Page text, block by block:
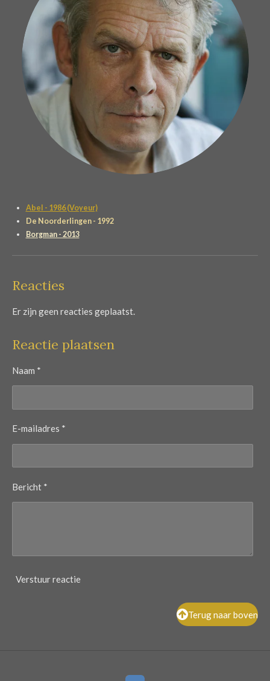
Abel - 1986 (Voyeur)
De Noorderlingen - 1992
Borgman - 2013
Reacties
Er zijn geen reacties geplaatst.
Reactie plaatsen
Naam *
E-mailadres *
Bericht *
Verstuur reactie
Terug naar boven